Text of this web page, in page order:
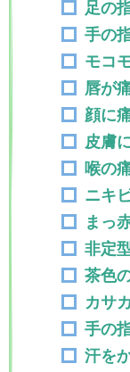
足の
手の
モコ
唇が
顔に
皮膚
喉の
ニキ
まっ
非定
茶色
カサ
手の
汗を